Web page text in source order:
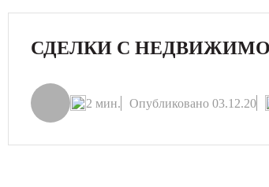
СДЕЛКИ С
2 мин. Опубликовано 03.12.20